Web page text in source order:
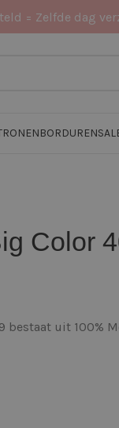
= Zelfde dag
BORDUREN
Color
bestaat uit 100%